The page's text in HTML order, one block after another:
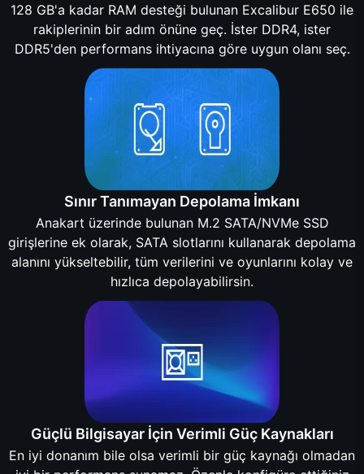
128 GB'a kadar RAM desteği bulunan Excalibur E650 ile
rakiplerinin bir adım önüne geç. İster DDR4, ister
DDR5'den performans ihtiyacına göre uygun olanı seç.
Sınır Tanımayan Depolama İmkanı
Anakart üzerinde bulunan M.2 SATA/NVMe SSD
girişlerine ek olarak, SATA slotlarını kullanarak depolama
alanını yükseltebilir, tüm verilerini ve oyunlarını kolay ve
hızlıca depolayabilirsin.
Güçlü Bilgisayar İçin Verimli Güç Kaynakları
En iyi donanım bile olsa verimli bir güç kaynağı olmadan